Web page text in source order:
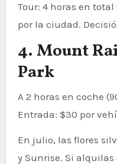
Tour: 4 horas en
por la ciudad.
4. Mount
Park
A 2 horas en coche
Entrada: $30 por
En julio, las flores
y Sunrise. Si alquilas